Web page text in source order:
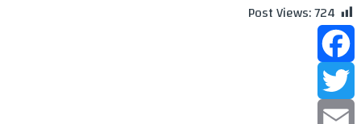
Post Views:724
Facebook
Twitter